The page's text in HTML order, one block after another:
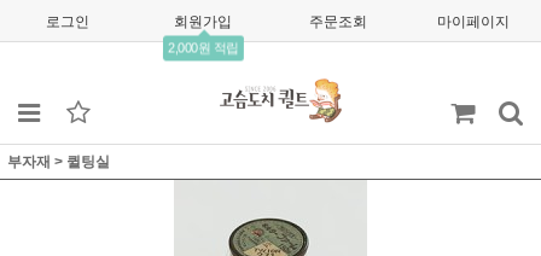
로그인 회원가입
2,000원 적립
주문조회 마이페이지
부자재 > 퀼팅실